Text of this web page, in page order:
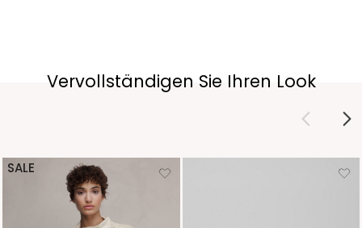
Vervollständigen Sie Ihren Look
SALE